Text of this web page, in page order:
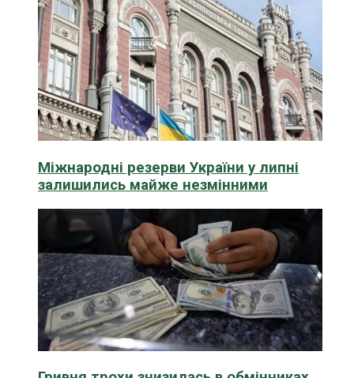
Міжнародні резерви України у липні
залишились майже незмінними